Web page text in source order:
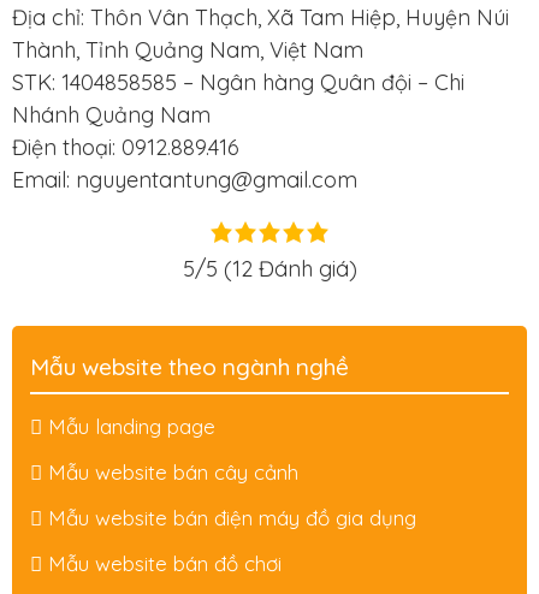
Địa chỉ: Thôn Vân Thạch, Xã Tam Hiệp, Huyện Núi
Thành, Tỉnh Quảng Nam, Việt Nam
STK: 1404858585 – Ngân hàng Quân đội – Chi
Nhánh Quảng Nam
Điện thoại: 0912.889.416
Email: nguyentantung@gmail.com
5/5 (12 Đánh giá)
Mẫu website theo ngành nghề
Mẫu landing page
Mẫu website bán cây cảnh
Mẫu website bán điện máy đồ gia dụng
Mẫu website bán đồ chơi